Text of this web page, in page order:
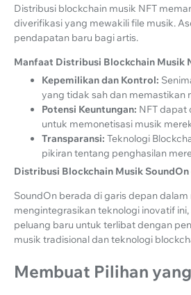
Distribusi blockchain musik NFT
diverifikasi yang mewakili file musik.
pendapatan baru bagi artis.
Manfaat Distribusi Blockchain Musik
Kepemilikan dan Kontrol:
yang tidak sah dan memastikan
Potensi Keuntungan: NFT dapat
untuk memonetisasi musik
Transparansi: Teknologi
pikiran tentang penghasilan
Distribusi Blockchain Musik SoundOn
SoundOn berada di garis depan
mengintegrasikan teknologi inovatif
peluang baru untuk terlibat dengan
musik tradisional dan teknologi
Membuat Pilihan